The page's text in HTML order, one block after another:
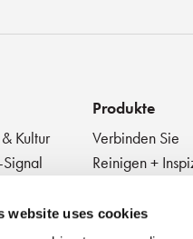
website uses cookies
Kultur
Produkte
Verbinden Sie
Reinigen +
+ Testen
Passive Geräte